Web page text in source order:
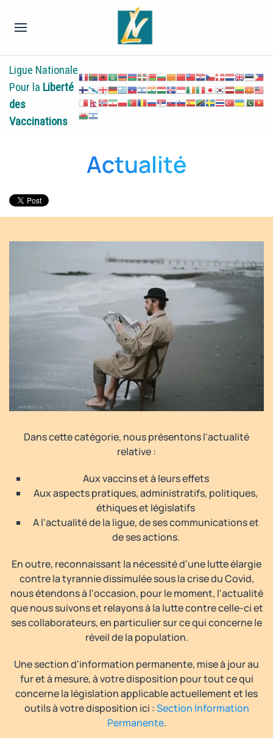
Ligue Nationale
Pour la Liberté
des
Vaccinations
Actualité
Dans cette catégorie, nous présentons l'actualité
relative :
Aux vaccins et à leurs effets
Aux aspects pratiques, administratifs, politiques,
éthiques et législatifs
A l'actualité de la ligue, de ses communications et
de ses actions.
En outre, reconnaissant la nécessité d'une lutte élargie
contre la tyrannie dissimulée sous la crise du Covid,
nous étendons à l'occasion, pour le moment, l'actualité
que nous suivons et relayons à la lutte contre celle-ci et
ses collaborateurs, en particulier sur ce qui concerne le
réveil de la population.
Une section d'information permanente, mise à jour au
fur et à mesure, à votre disposition pour tout ce qui
concerne la législation applicable actuellement et les
outils à votre disposition ici :Section Information
Permanente.